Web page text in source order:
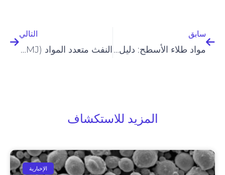
سابق
مواد طلاء الأسطح: دليل شامل
التالي
النفث متعدد المواد (MMJ)
المزيد للاستكشاف
الإخبارية